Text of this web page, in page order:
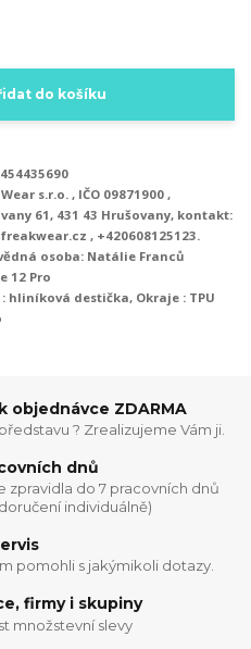
do košíku
s.r.o. , IČO 09871900 ,
61, 431 43 Hrušovany, kontakt:
, +420608125123.
osoba: Natálie Franců
12 Pro
hliníková destička, Okraje : TPU
objednávce ZDARMA
? Zrealizujeme Vám ji.
dnů
zpravidla do 7 pracovních dnů
individuálně)
pomohli s jakýmikoli dotazy.
firmy i skupiny
množstevní slevy